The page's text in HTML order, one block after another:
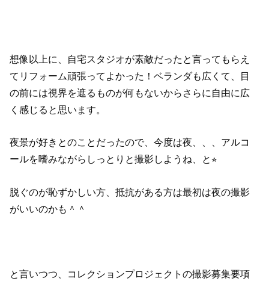
想像以上に、自宅スタジオが素敵だったと言ってもらえ
てリフォーム頑張ってよかった！ベランダも広くて、目
の前には視界を遮るものが何もないからさらに自由に広
く感じると思います。
夜景が好きとのことだったので、今度は夜、、、アルコ
ールを嗜みながらしっとりと撮影しようね、と⭐︎
脱ぐのが恥ずかしい方、抵抗がある方は最初は夜の撮影
がいいのかも＾＾
と言いつつ、コレクションプロジェクトの撮影募集要項